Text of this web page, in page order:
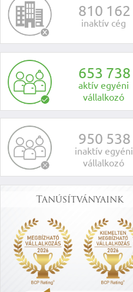
810 162
inaktív cég
653 738
aktív egyéni
vállalkozó
950 538
inaktív egyéni
vállalkozó
Tanúsítványaink